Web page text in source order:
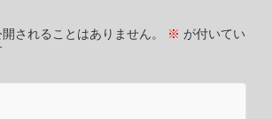
されることはありません。 ※ が付いてい